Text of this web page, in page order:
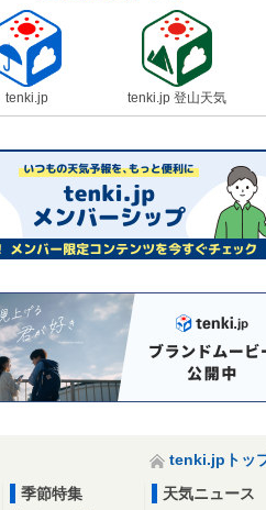
tenki.jp tenki.jp 登山天気
tenki.jpトッ
季節特集
天気ニュース